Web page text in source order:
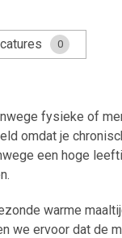
0
fysieke of
omdat je
een hoge
warme
we ervoor dat de